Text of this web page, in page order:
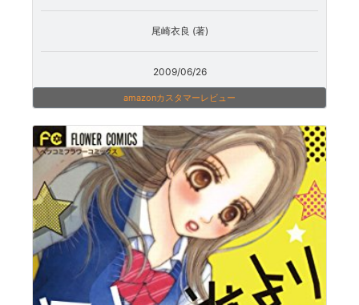
尾崎衣良 (著)
2009/06/26
amazonカスタマーレビュー